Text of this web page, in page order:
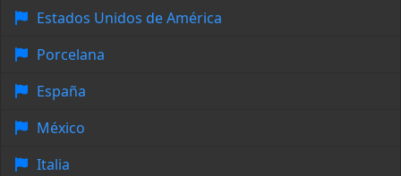
Estados Unidos de América
Porcelana
España
México
Italia